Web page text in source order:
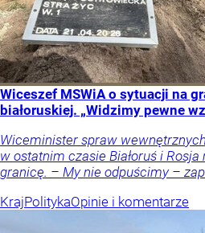
Wiceszef MSWiA o sytuacji na
białoruskiej. „Widzimy pewne
Wiceminister spraw
w ostatnim czasie Białoruś i
granicę. – My nie odpuścimy –
KrajPolitykaOpinie i komentarze